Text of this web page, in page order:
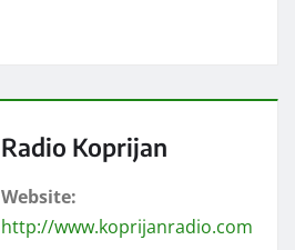
Radio Koprijan
Website:
http://www.koprijanradio.com